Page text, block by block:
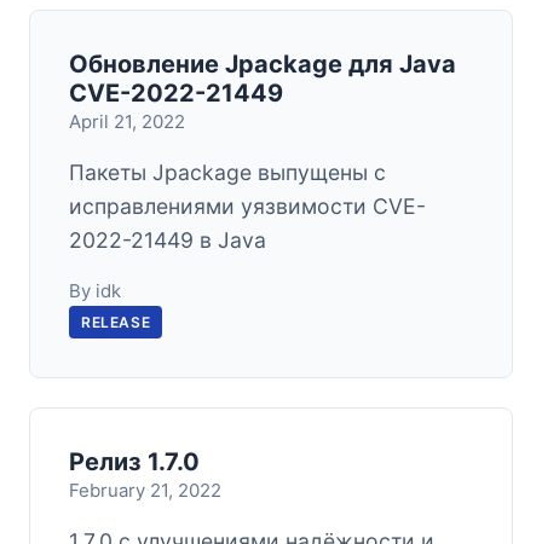
Обновление Jpackage для Java
CVE-2022-21449
April 21, 2022
Пакеты Jpackage выпущены с
исправлениями уязвимости CVE-
2022-21449 в Java
By idk
RELEASE
Релиз 1.7.0
February 21, 2022